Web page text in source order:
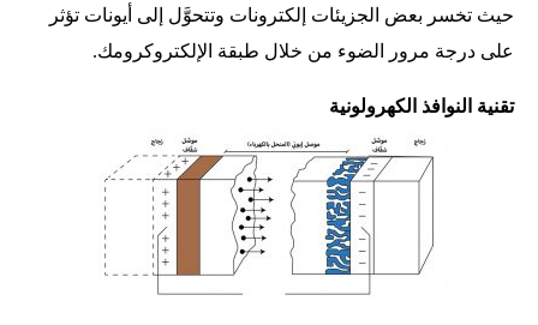
حيث تخسر بعض الجزيئات إلكترونات وتتحوَّل إلى أيونات تؤثر
على درجة مرور الضوء من خلال طبقة الإلكتروكرومك.
تقنية النوافذ الكهرولونية